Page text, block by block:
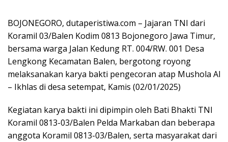
BOJONEGORO, dutaperistiwa.com – Jajaran TNI dari
Koramil 03/Balen Kodim 0813 Bojonegoro Jawa Timur,
bersama warga Jalan Kedung RT. 004/RW. 001 Desa
Lengkong Kecamatan Balen, bergotong royong
melaksanakan karya bakti pengecoran atap Mushola Al
– Ikhlas di desa setempat, Kamis (02/01/2025)
Kegiatan karya bakti ini dipimpin oleh Bati Bhakti TNI
Koramil 0813-03/Balen Pelda Markaban dan beberapa
anggota Koramil 0813-03/Balen, serta masyarakat dari